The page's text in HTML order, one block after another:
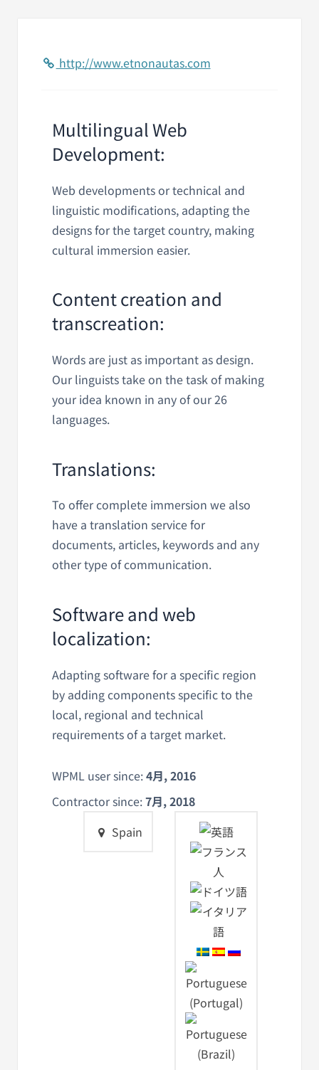
http://www.etnonautas.com
Multilingual Web
Development:
Web developments or technical and
linguistic modifications, adapting the
designs for the target country, making
cultural immersion easier.
Content creation and
transcreation:
Words are just as important as design.
Our linguists take on the task of making
your idea known in any of our 26
languages.
Translations:
To offer complete immersion we also
have a translation service for
documents, articles, keywords and any
other type of communication.
Software and web
localization:
Adapting software for a specific region
by adding components specific to the
local, regional and technical
requirements of a target market.
WPML user since:4月, 2016
Contractor since:7月, 2018
Spain